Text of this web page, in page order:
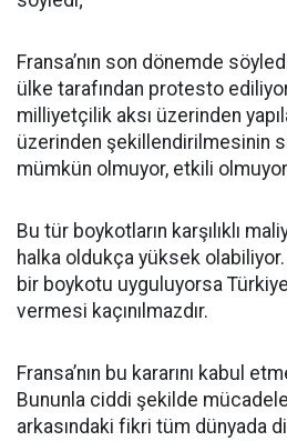
Fransa’nın son dönemde
ülke tarafından protesto
milliyetçilik aksı üzerinden
üzerinden şekillendirilmesinin
mümkün olmuyor, etkili
Bu tür boykotların karşılıklı
halka oldukça yüksek
bir boykotu uyguluyorsa
vermesi kaçınılmazdır.
Fransa’nın bu kararını kabul
Bununla ciddi şekilde
arkasındaki fikri tüm dünyada